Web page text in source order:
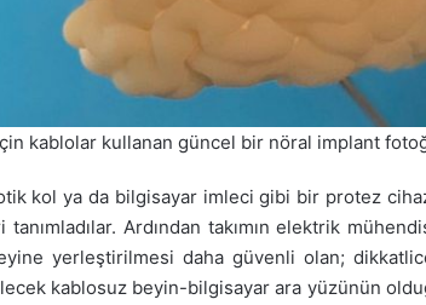
kablolar kullanan güncel bir nöral implant
kol ya da bilgisayar imleci gibi bir protez
Ardından takımın elektrik
yerleştirilmesi daha güvenli olan;
kablosuz beyin-bilgisayar ara yüzünün